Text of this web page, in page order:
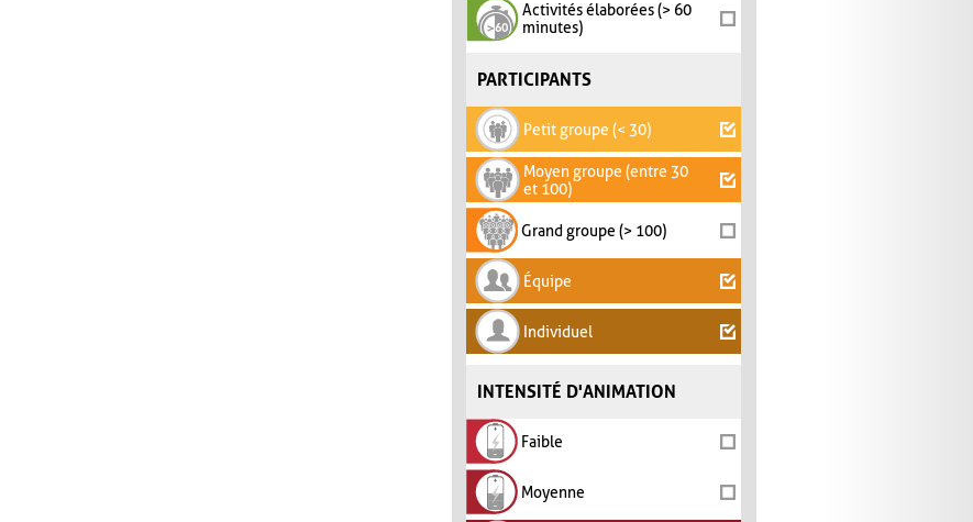
Activités élaborées (> 60
minutes)
PARTICIPANTS
Petit groupe (< 30)
Moyen groupe (entre 30
et 100)
Grand groupe (> 100)
Équipe
Individuel
INTENSITÉ D'ANIMATION
Faible
Moyenne